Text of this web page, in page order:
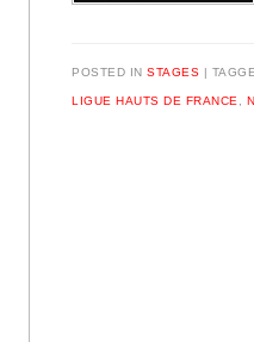
POSTED INSTAGES
LIGUE HAUTS DE FRANCE